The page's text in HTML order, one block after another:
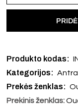
Produkto kodas:
Kategorijos:
Prekės ženklas:
Prekinis ženklas: